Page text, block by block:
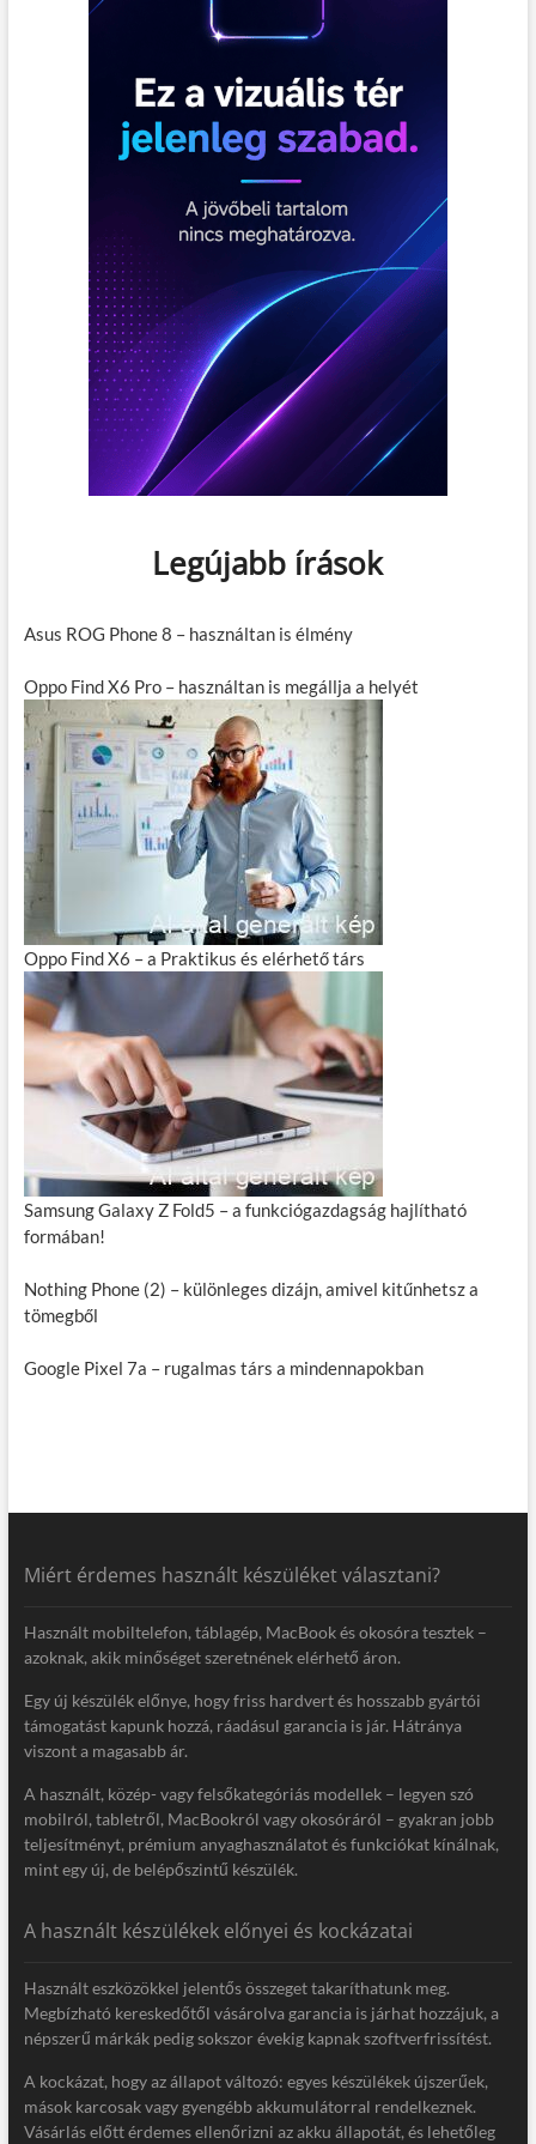
Legújabb írások
Asus ROG Phone 8 – használtan is élmény
Oppo Find X6 Pro – használtan is megállja a helyét
Oppo Find X6 – a Praktikus és elérhető társ
Samsung Galaxy Z Fold5 – a funkciógazdagság hajlítható
formában!
Nothing Phone (2) – különleges dizájn, amivel kitűnhetsz a
tömegből
Google Pixel 7a – rugalmas társ a mindennapokban
Miért érdemes használt készüléket választani?
Használt mobiltelefon, táblagép, MacBook és okosóra tesztek –
azoknak, akik minőséget szeretnének elérhető áron.
Egy új készülék előnye, hogy friss hardvert és hosszabb gyártói
támogatást kapunk hozzá, ráadásul garancia is jár. Hátránya
viszont a magasabb ár.
A használt, közép- vagy felsőkategóriás modellek – legyen szó
mobilról, tabletről, MacBookról vagy okosóráról – gyakran jobb
teljesítményt, prémium anyaghasználatot és funkciókat kínálnak,
mint egy új, de belépőszintű készülék.
A használt készülékek előnyei és kockázatai
Használt eszközökkel jelentős összeget takaríthatunk meg.
Megbízható kereskedőtől vásárolva garancia is járhat hozzájuk, a
népszerű márkák pedig sokszor évekig kapnak szoftverfrissítést.
A kockázat, hogy az állapot változó: egyes készülékek újszerűek,
mások karcosak vagy gyengébb akkumulátorral rendelkeznek.
Vásárlás előtt érdemes ellenőrizni az akku állapotát, és lehetőleg